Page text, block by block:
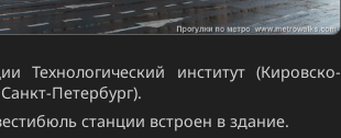
Технологический институт (Кировско-
Петербург).
станции встроен в здание.